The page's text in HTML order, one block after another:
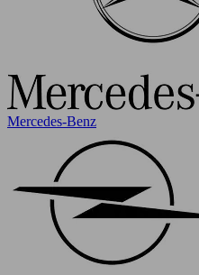
Mercedes-Benz